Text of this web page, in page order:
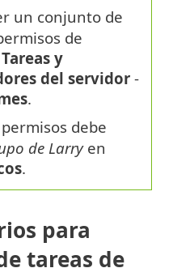
un conjunto de
de
Tareas y
del servidor-
.
debe
de Larryen
.
para
tareas de